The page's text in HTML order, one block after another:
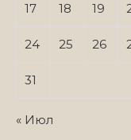
17 18 19
24 25 26
31
« Июл